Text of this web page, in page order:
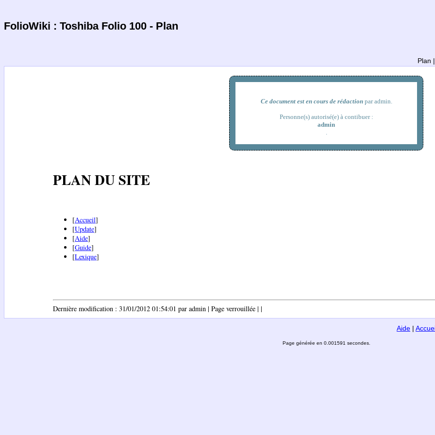
FolioWiki : Toshiba Folio 100 - Plan
Plan |
Ce document est en cours de rédactionpar admin.
Personne(s) autorisé(e) à contibuer :
admin
.
PLAN DU SITE
[Accueil]
[Update]
[Aide]
[Guide]
[Lexique]
Dernière modification : 31/01/2012 01:54:01 par admin | Page verrouillée | |
Aide |
Page générée en 0.001591 secondes.